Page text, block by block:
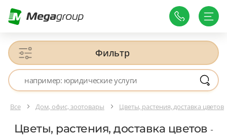
Фильтр
Все Дом, офис, зоотовары Цветы, растения, доставка цветов
Цветы, растения, доставка цветов -